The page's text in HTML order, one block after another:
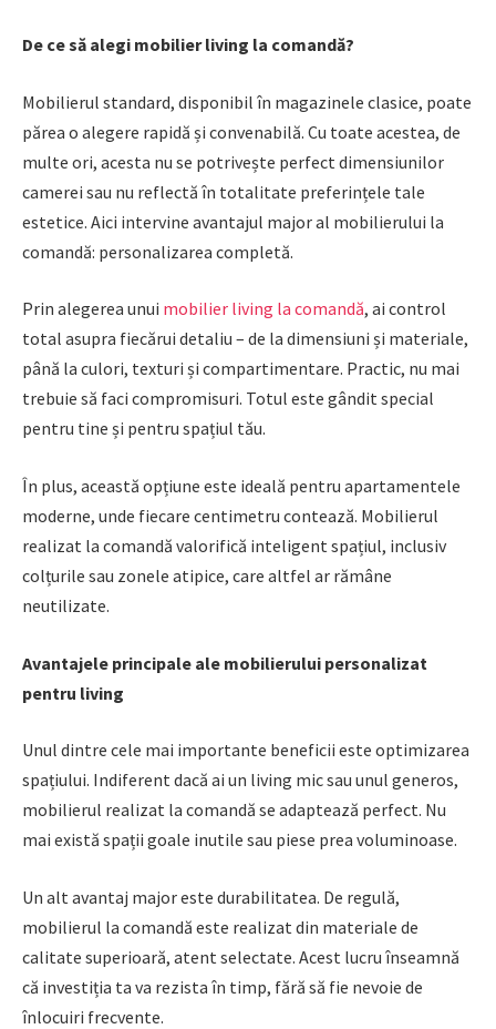
De ce să alegi mobilier living la comandă?
Mobilierul standard, disponibil în magazinele clasice, poate
părea o alegere rapidă și convenabilă. Cu toate acestea, de
multe ori, acesta nu se potrivește perfect dimensiunilor
camerei sau nu reflectă în totalitate preferințele tale
estetice. Aici intervine avantajul major al mobilierului la
comandă: personalizarea completă.
Prin alegerea unui mobilier living la comandă, ai control
total asupra fiecărui detaliu – de la dimensiuni și materiale,
până la culori, texturi și compartimentare. Practic, nu mai
trebuie să faci compromisuri. Totul este gândit special
pentru tine și pentru spațiul tău.
În plus, această opțiune este ideală pentru apartamentele
moderne, unde fiecare centimetru contează. Mobilierul
realizat la comandă valorifică inteligent spațiul, inclusiv
colțurile sau zonele atipice, care altfel ar rămâne
neutilizate.
Avantajele principale ale mobilierului personalizat
pentru living
Unul dintre cele mai importante beneficii este optimizarea
spațiului. Indiferent dacă ai un living mic sau unul generos,
mobilierul realizat la comandă se adaptează perfect. Nu
mai există spații goale inutile sau piese prea voluminoase.
Un alt avantaj major este durabilitatea. De regulă,
mobilierul la comandă este realizat din materiale de
calitate superioară, atent selectate. Acest lucru înseamnă
că investiția ta va rezista în timp, fără să fie nevoie de
înlocuiri frecvente.